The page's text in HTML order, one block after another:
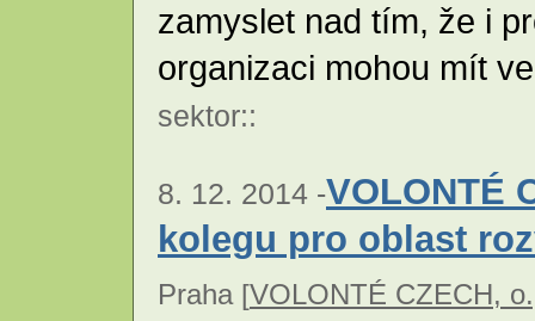
zamyslet nad tím, že i
organizaci mohou mít
sektor::
8. 12. 2014 -VOLONTÉ
kolegu pro oblast
Praha [VOLONTÉ CZECH,